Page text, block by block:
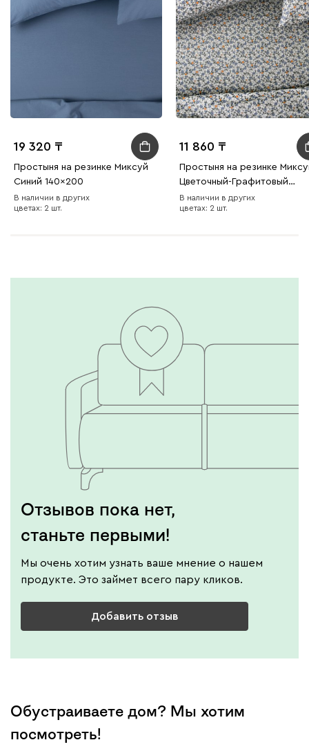
19 320
Простыня на резинке Миксуй
Синий 140x200
В наличии в других
цветах: 2 шт.
11 860
Простыня на резинке
Цветочный-Графитовый
140x200
В наличии в других
цветах: 2 шт.
Отзывов пока нет,
станьте первыми!
Мы очень хотим узнать ваше мнение о нашем
продукте. Это займет всего пару кликов.
Добавить отзыв
Обустраиваете дом? Мы хотим
посмотреть!